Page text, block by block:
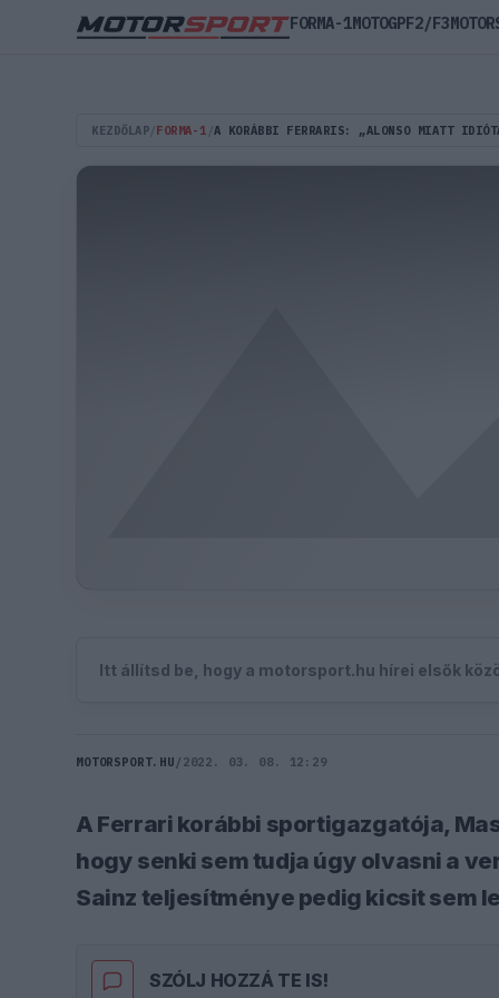
KEZDŐLAP FORMA-1 A KORÁBBI FERRARIS: „ALONSO MIATT
Itt állítsd be, hogy a motorsport.hu hírei elsők
MOTORSPORT.HU / 2022. 03. 08. 12:29
A Ferrari korábbi sportigazgatója,
hogy senki sem tudja úgy olvasni a
Sainz teljesítménye pedig kicsit sem
SZÓLJ HOZZÁ TE IS!
FORMA-1MOTOGPF2/F3